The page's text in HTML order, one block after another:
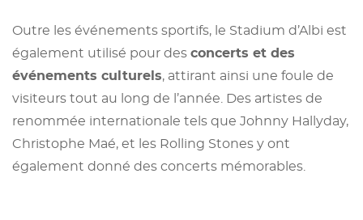
Outre les événements sportifs, le Stadium d’Albi est
également utilisé pour des concerts et des
événements culturels, attirant ainsi une foule de
visiteurs tout au long de l’année. Des artistes de
renommée internationale tels que Johnny Hallyday,
Christophe Maé, et les Rolling Stones y ont
également donné des concerts mémorables.